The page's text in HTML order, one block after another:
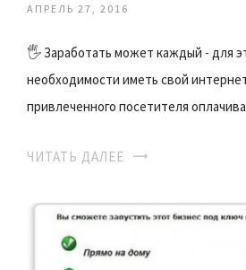
АПРЕЛЬ 27, 2016
🖐 Заработать может каждый - для
необходимости иметь свой
привлеченного посетителя
ЧИТАТЬ ДАЛЕЕ